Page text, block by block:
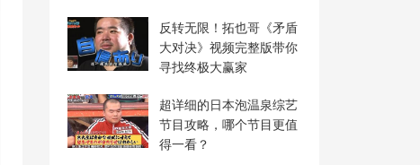
反转无限！拓也哥《矛盾
大对决》视频完整版带你
寻找终极大赢家
超详细的日本泡温泉综艺
节目攻略，哪个节目更值
得一看？